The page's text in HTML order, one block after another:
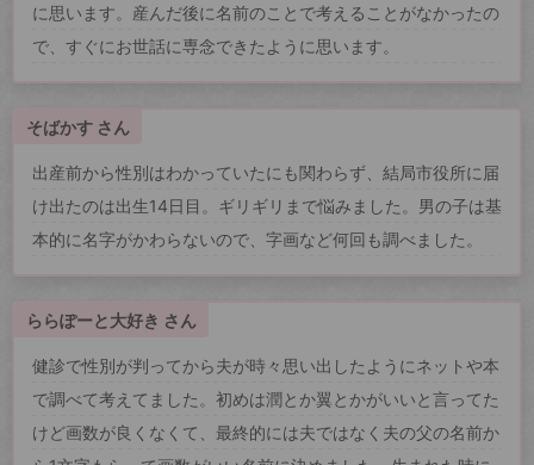
に思います。産んだ後に名前のことで考えることがなかったの
で、すぐにお世話に専念できたように思います。
そばかす さん
出産前から性別はわかっていたにも関わらず、結局市役所に届
け出たのは出生14日目。ギリギリまで悩みました。男の子は基
本的に名字がかわらないので、字画など何回も調べました。
ららぽーと大好き さん
健診で性別が判ってから夫が時々思い出したようにネットや本
で調べて考えてました。初めは潤とか翼とかがいいと言ってた
けど画数が良くなくて、最終的には夫ではなく夫の父の名前か